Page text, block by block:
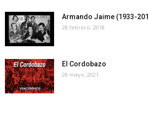
Armando Jaime (1933-
28 febrero, 2018
El Cordobazo
28 mayo, 2021